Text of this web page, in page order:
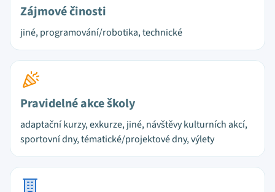
Zájmové činosti
jiné, programování/robotika, technické
Pravidelné akce školy
adaptační kurzy, exkurze, jiné, návštěvy kulturních akcí,
sportovní dny, tématické/projektové dny, výlety